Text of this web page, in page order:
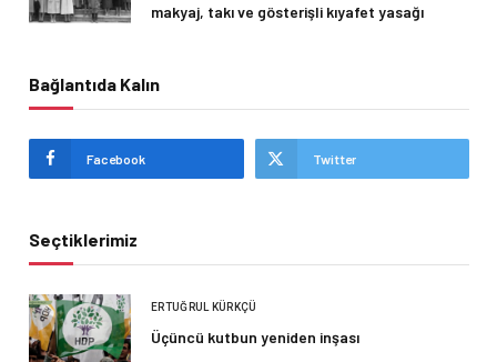
makyaj, takı ve gösterişli kıyafet yasağı
Bağlantıda Kalın
Facebook Twitter
Seçtiklerimiz
ERTUĞRUL KÜRKÇÜ
Üçüncü kutbun yeniden inşası